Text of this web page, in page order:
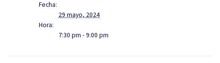
Fecha:
29 mayo, 2024
Hora:
7:30 pm - 9:00 pm